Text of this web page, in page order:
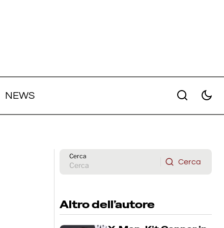
NEWS
Cerca
Cerca
Altro dell’autore